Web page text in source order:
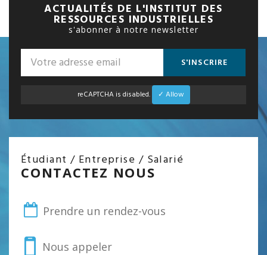
ACTUALITÉS DE L'INSTITUT DES
RESSOURCES INDUSTRIELLES
s'abonner à notre newsletter
S'INSCRIRE
reCAPTCHA is disabled. ✓ Allow
Étudiant / Entreprise / Salarié
CONTACTEZ NOUS
Prendre un rendez-vous
Nous appeler